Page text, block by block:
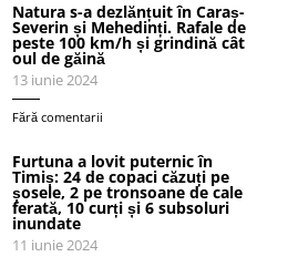
Natura s-a dezlănțuit în Caraș-
Severin și Mehedinți. Rafale de
peste 100 km/h și grindină cât
oul de găină
13 iunie 2024
Fără comentarii
Furtuna a lovit puternic în
Timiș: 24 de copaci căzuți pe
șosele, 2 pe tronsoane de cale
ferată, 10 curți și 6 subsoluri
inundate
11 iunie 2024